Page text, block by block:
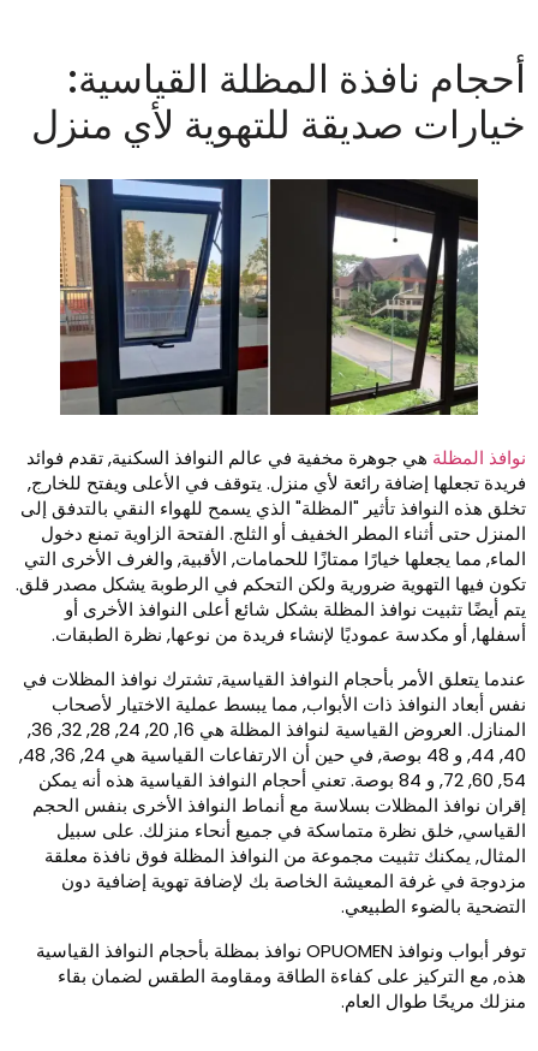
نافذة المظلة القياسية:
صديقة للتهوية لأي منزل
المظلةهي جوهرة مخفية في عالم النوافذ السكنية, تقدم فوائد
تجعلها إضافة رائعة لأي منزل. يتوقف في الأعلى ويفتح للخارج,
هذه النوافذ تأثير "المظلة" الذي يسمح للهواء النقي بالتدفق إلى
حتى أثناء المطر الخفيف أو الثلج. الفتحة الزاوية تمنع دخول
مما يجعلها خيارًا ممتازًا للحمامات, الأقبية, والغرف الأخرى التي
فيها التهوية ضرورية ولكن التحكم في الرطوبة يشكل مصدر قلق.
أيضًا تثبيت نوافذ المظلة بشكل شائع أعلى النوافذ الأخرى أو
أو مكدسة عموديًا لإنشاء فريدة من نوعها, نظرة الطبقات.
يتعلق الأمر بأحجام النوافذ القياسية, تشترك نوافذ المظلات في
أبعاد النوافذ ذات الأبواب, مما يبسط عملية الاختيار لأصحاب
المنازل. العروض القياسية لنوافذ المظلة هي 16, 20, 24, 28, 32, 36,
40, 44, و 48 بوصة, في حين أن الارتفاعات القياسية هي 24, 36, 48,
54, 60, 72, و 84 بوصة. تعني أحجام النوافذ القياسية هذه أنه يمكن
نوافذ المظلات بسلاسة مع أنماط النوافذ الأخرى بنفس الحجم
خلق نظرة متماسكة في جميع أنحاء منزلك. على سبيل
يمكنك تثبيت مجموعة من النوافذ المظلة فوق نافذة معلقة
في غرفة المعيشة الخاصة بك لإضافة تهوية إضافية دون
بالضوء الطبيعي.
توفر أبواب ونوافذ OPUOMEN نوافذ بمظلة بأحجام النوافذ القياسية
مع التركيز على كفاءة الطاقة ومقاومة الطقس لضمان بقاء
مريحًا طوال العام.